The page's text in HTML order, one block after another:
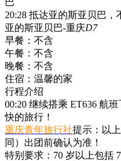
20:28 抵达亚的斯亚贝巴，
亚的斯亚贝巴-重庆D7
早餐： 不含
午餐： 不含
晚餐： 不含
住宿： 温馨的家
行程介绍
00:20 继续搭乘 ET636 航
快的旅行！
重庆青年旅行社提示：以
同）出团前确认为准！
特别要求：70 岁以上包括